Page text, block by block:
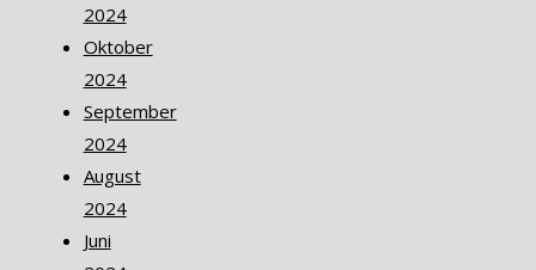
2024
Oktober
2024
September
2024
August
2024
Juni